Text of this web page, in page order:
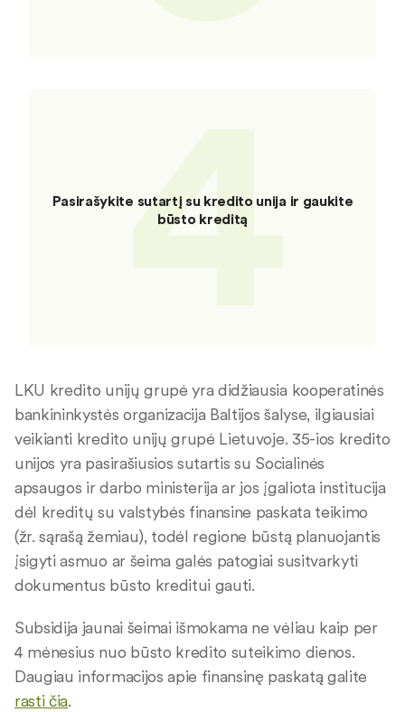
4
Pasirašykite sutartį su kredito unija ir gaukite
būsto kreditą
LKU kredito unijų grupė yra didžiausia kooperatinės
bankininkystės organizacija Baltijos šalyse, ilgiausiai
veikianti kredito unijų grupė Lietuvoje. 35-ios kredito
unijos yra pasirašiusios sutartis su Socialinės
apsaugos ir darbo ministerija ar jos įgaliota institucija
dėl kreditų su valstybės finansine paskata teikimo
(žr. sąrašą žemiau), todėl regione būstą planuojantis
įsigyti asmuo ar šeima galės patogiai susitvarkyti
dokumentus būsto kreditui gauti.
Subsidija jaunai šeimai išmokama ne vėliau kaip per
4 mėnesius nuo būsto kredito suteikimo dienos.
Daugiau informacijos apie finansinę paskatą galite
rasti čia.